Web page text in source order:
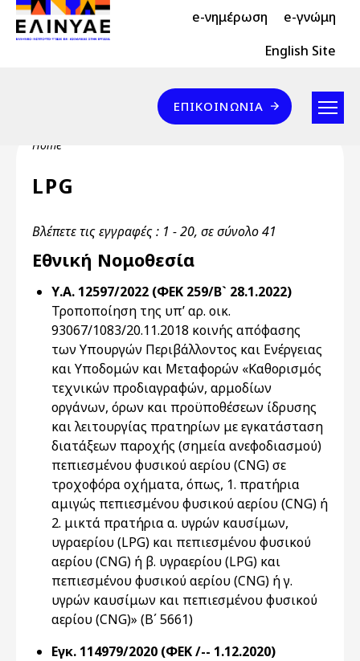
Skip to main content
Header Top 2 e-νημέρωση e-γνώμη
Header Top English Site
Επικοινωνία
ΕΠΙΚΟΙΝΩΝΊΑ
Breadcrumb
Home
LPG
Βλέπετε τις εγγραφές : 1 - 20, σε σύνολο 41
Εθνική Νομοθεσία
Υ.Α. 12597/2022 (ΦΕΚ 259/Β` 28.1.2022)
Τροποποίηση της υπ’ αρ. οικ.
93067/1083/20.11.2018 κοινής απόφασης
των Υπουργών Περιβάλλοντος και Ενέργειας
και Υποδομών και Μεταφορών «Καθορισμός
τεχνικών προδιαγραφών, αρμοδίων
οργάνων, όρων και προϋποθέσεων ίδρυσης
και λειτουργίας πρατηρίων με εγκατάσταση
διατάξεων παροχής (σημεία ανεφοδιασμού)
πεπιεσμένου φυσικού αερίου (CNG) σε
τροχοφόρα οχήματα, όπως, 1. πρατήρια
αμιγώς πεπιεσμένου φυσικού αερίου (CNG) ή
2. μικτά πρατήρια α. υγρών καυσίμων,
υγραερίου (LPG) και πεπιεσμένου φυσικού
αερίου (CNG) ή β. υγραερίου (LPG) και
πεπιεσμένου φυσικού αερίου (CNG) ή γ.
υγρών καυσίμων και πεπιεσμένου φυσικού
αερίου (CNG)» (Β΄ 5661)
Εγκ. 114979/2020 (ΦΕΚ /-- 1.12.2020)